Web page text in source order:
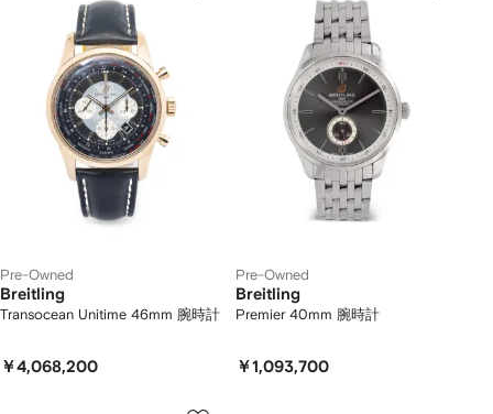
Pre-Owned
Breitling
Transocean Unitime 46mm 腕時計
￥4,068,200
Pre-Owned
Breitling
Premier 40mm 腕時計
￥1,093,700